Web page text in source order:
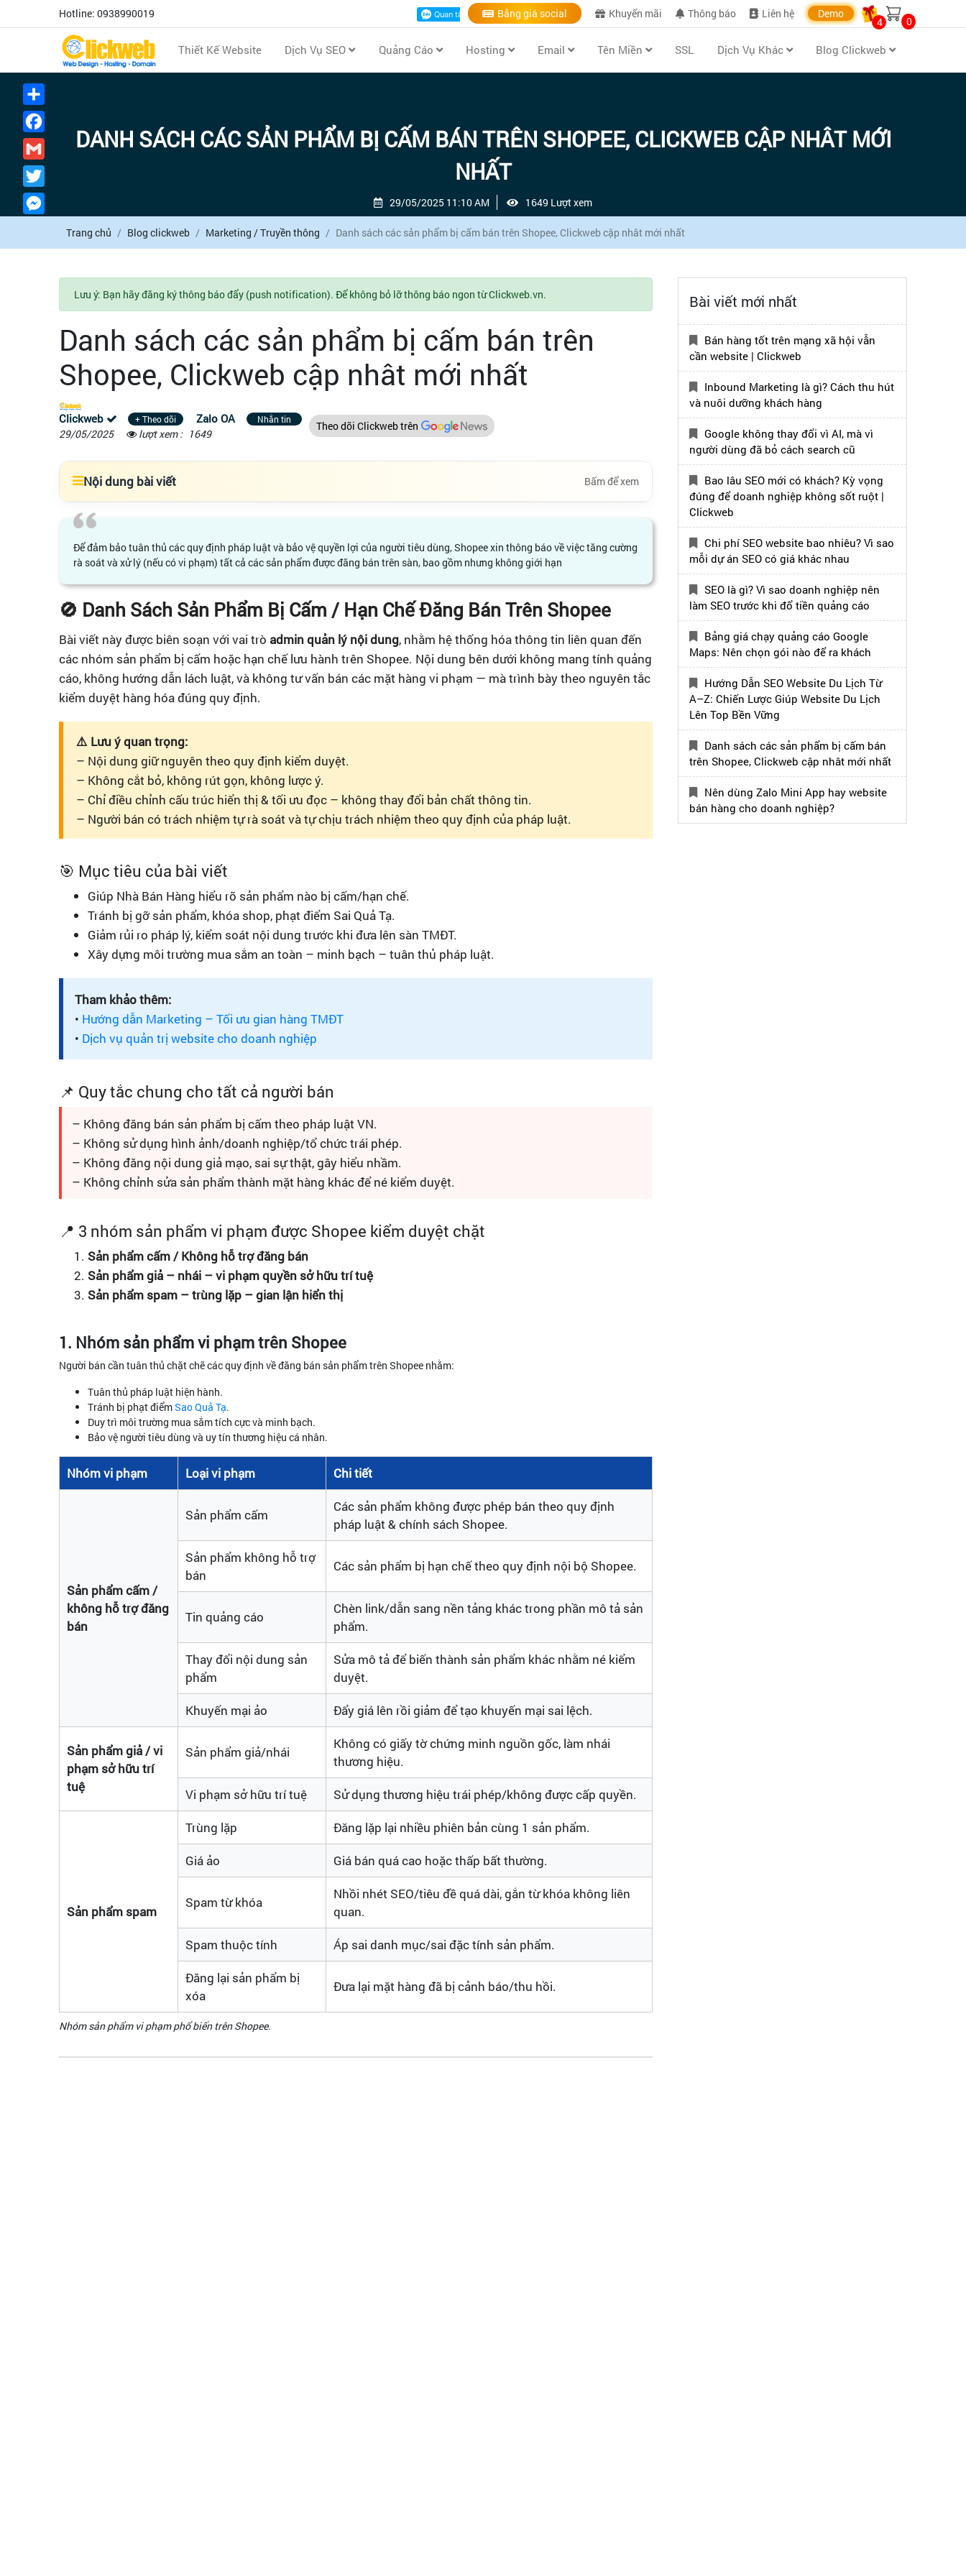
Hotline: 0938990019 Bảng giá social Khuyến mãi Thông báo Liên hệ Demo
4 0
Thiết Kế Website Dịch Vụ SEO Quảng Cáo Hosting Email Tên Miền SSL Dịch Vụ Khác Blog Clickweb
DANH SÁCH CÁC SẢN PHẨM BỊ CẤM BÁN TRÊN SHOPEE, CLICKWEB CẬP NHÂT MỚI
NHẤT
29/05/2025 11:10 AM 1649 Lượt xem
Trang chủ Blog clickweb Marketing / Truyền thông Danh sách các sản phẩm bị cấm bán trên Shopee, Clickweb cập nhât mới nhất
Lưu ý: Bạn hãy đăng ký thông báo đẩy (push notification). Để không bỏ lỡ thông báo ngon từ Clickweb.vn.
Danh sách các sản phẩm bị cấm bán trên
Shopee, Clickweb cập nhât mới nhất
Clickweb + Theo dõi Zalo OA Nhắn tin
29/05/2025 lượt xem : 1649
Theo dõi Clickweb trên
Nội dung bài viết Bấm để xem
Để đảm bảo tuân thủ các quy định pháp luật và bảo vệ quyền lợi của người tiêu dùng, Shopee xin thông báo về việc tăng cường
rà soát và xử lý (nếu có vi phạm) tất cả các sản phẩm được đăng bán trên sàn, bao gồm nhưng không giới hạn
🚫 Danh Sách Sản Phẩm Bị Cấm / Hạn Chế Đăng Bán Trên Shopee
Bài viết này được biên soạn với vai trò admin quản lý nội dung, nhằm hệ thống hóa thông tin liên quan đến
các nhóm sản phẩm bị cấm hoặc hạn chế lưu hành trên Shopee. Nội dung bên dưới không mang tính quảng
cáo, không hướng dẫn lách luật, và không tư vấn bán các mặt hàng vi phạm — mà trình bày theo nguyên tắc
kiểm duyệt hàng hóa đúng quy định.
⚠️ Lưu ý quan trọng:
– Nội dung giữ nguyên theo quy định kiểm duyệt.
– Không cắt bỏ, không rút gọn, không lược ý.
– Chỉ điều chỉnh cấu trúc hiển thị & tối ưu đọc – không thay đổi bản chất thông tin.
– Người bán có trách nhiệm tự rà soát và tự chịu trách nhiệm theo quy định của pháp luật.
🎯 Mục tiêu của bài viết
Giúp Nhà Bán Hàng hiểu rõ sản phẩm nào bị cấm/hạn chế.
Tránh bị gỡ sản phẩm, khóa shop, phạt điểm Sai Quả Tạ.
Giảm rủi ro pháp lý, kiểm soát nội dung trước khi đưa lên sàn TMĐT.
Xây dựng môi trường mua sắm an toàn – minh bạch – tuân thủ pháp luật.
Tham khảo thêm:
• Hướng dẫn Marketing – Tối ưu gian hàng TMĐT
• Dịch vụ quản trị website cho doanh nghiệp
📌 Quy tắc chung cho tất cả người bán
– Không đăng bán sản phẩm bị cấm theo pháp luật VN.
– Không sử dụng hình ảnh/doanh nghiệp/tổ chức trái phép.
– Không đăng nội dung giả mạo, sai sự thật, gây hiểu nhầm.
– Không chỉnh sửa sản phẩm thành mặt hàng khác để né kiểm duyệt.
📍 3 nhóm sản phẩm vi phạm được Shopee kiểm duyệt chặt
Sản phẩm cấm / Không hỗ trợ đăng bán
Sản phẩm giả – nhái – vi phạm quyền sở hữu trí tuệ
Sản phẩm spam – trùng lặp – gian lận hiển thị
1. Nhóm sản phẩm vi phạm trên Shopee
Người bán cần tuân thủ chặt chẽ các quy định về đăng bán sản phẩm trên Shopee nhằm:
Tuân thủ pháp luật hiện hành.
Tránh bị phạt điểmSao Quả Tạ.
Duy trì môi trường mua sắm tích cực và minh bạch.
Bảo vệ người tiêu dùng và uy tín thương hiệu cá nhân.
Nhóm vi phạm Loại vi phạm Chi tiết
Sản phẩm cấm /
không hỗ trợ đăng
bán
Sản phẩm cấm
Các sản phẩm không được phép bán theo quy định
pháp luật & chính sách Shopee.
Sản phẩm không hỗ trợ
bán
Các sản phẩm bị hạn chế theo quy định nội bộ Shopee.
Tin quảng cáo
Chèn link/dẫn sang nền tảng khác trong phần mô tả sản
phẩm.
Thay đổi nội dung sản
phẩm
Sửa mô tả để biến thành sản phẩm khác nhằm né kiểm
duyệt.
Khuyến mại ảo
Đẩy giá lên rồi giảm để tạo khuyến mại sai lệch.
Sản phẩm giả / vi
phạm sở hữu trí
tuệ
Sản phẩm giả/nhái
Không có giấy tờ chứng minh nguồn gốc, làm nhái
thương hiệu.
Vi phạm sở hữu trí tuệ
Sử dụng thương hiệu trái phép/không được cấp quyền.
Sản phẩm spam
Trùng lặp
Đăng lặp lại nhiều phiên bản cùng 1 sản phẩm.
Giá ảo
Giá bán quá cao hoặc thấp bất thường.
Spam từ khóa
Nhồi nhét SEO/tiêu đề quá dài, gắn từ khóa không liên
quan.
Spam thuộc tính
Áp sai danh mục/sai đặc tính sản phẩm.
Đăng lại sản phẩm bị
xóa
Đưa lại mặt hàng đã bị cảnh báo/thu hồi.
Nhóm sản phẩm vi phạm phổ biến trên Shopee.
Bài viết mới nhất
Bán hàng tốt trên mạng xã hội vẫn
cần website | Clickweb
Inbound Marketing là gì? Cách thu hút
và nuôi dưỡng khách hàng
Google không thay đổi vì AI, mà vì
người dùng đã bỏ cách search cũ
Bao lâu SEO mới có khách? Kỳ vọng
đúng để doanh nghiệp không sốt ruột |
Clickweb
Chi phí SEO website bao nhiêu? Vì sao
mỗi dự án SEO có giá khác nhau
SEO là gì? Vì sao doanh nghiệp nên
làm SEO trước khi đổ tiền quảng cáo
Bảng giá chạy quảng cáo Google
Maps: Nên chọn gói nào để ra khách
Hướng Dẫn SEO Website Du Lịch Từ
A–Z: Chiến Lược Giúp Website Du Lịch
Lên Top Bền Vững
Danh sách các sản phẩm bị cấm bán
trên Shopee, Clickweb cập nhât mới nhất
Nên dùng Zalo Mini App hay website
bán hàng cho doanh nghiệp?